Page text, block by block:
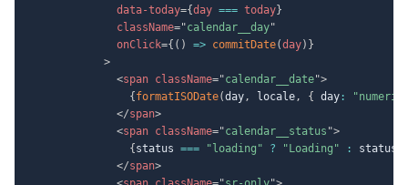
data-today={day === today}
className="calendar__day"
onClick={ ( ) => commitDate(day) }
>
<span className="calendar__date">
{ formatISODate(day, locale, { day :
</span>
<span className="calendar__status ">
{ status === "loading" ? "Loading" : status
</span>